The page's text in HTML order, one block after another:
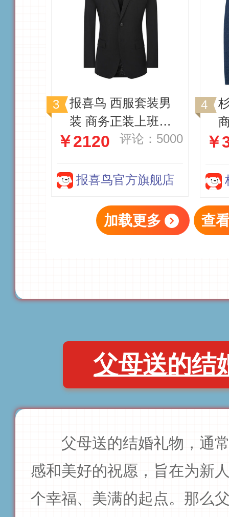
报喜鸟 西服套装男
装 商务正装上班职
业装男士西装套装简
￥2120 评论：5000
报喜鸟官方旗舰店
￥
加载更多 查
父母送的结
父母送的结婚礼物，通
感和美好的祝愿，旨在为新
个幸福、美满的起点。那么